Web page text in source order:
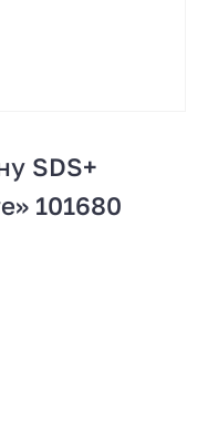
SDS+
101680